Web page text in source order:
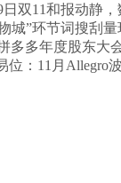
双11和报动静
城”环节词搜刮
多年度股东大
：11月Allegro